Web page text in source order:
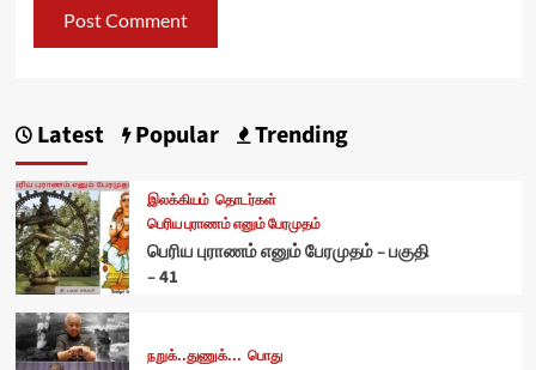
Latest Popular Trending
இலக்கியம் தொடர்கள்
பெரிய புராணம் எனும் பேரமுதம்
பெரிய புராணம் எனும் பேரமுதம் – பகுதி
– 41
நறுக்..துணுக்... பொது